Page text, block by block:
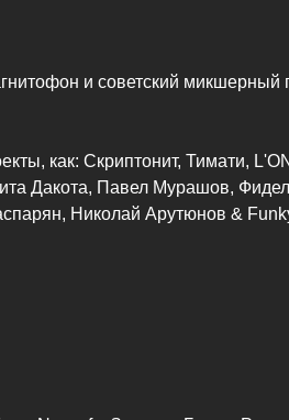
и советский микшерный
как: Скриптонит, Тимати,
Дакота, Павел Мурашов,
Николай Арутюнов &